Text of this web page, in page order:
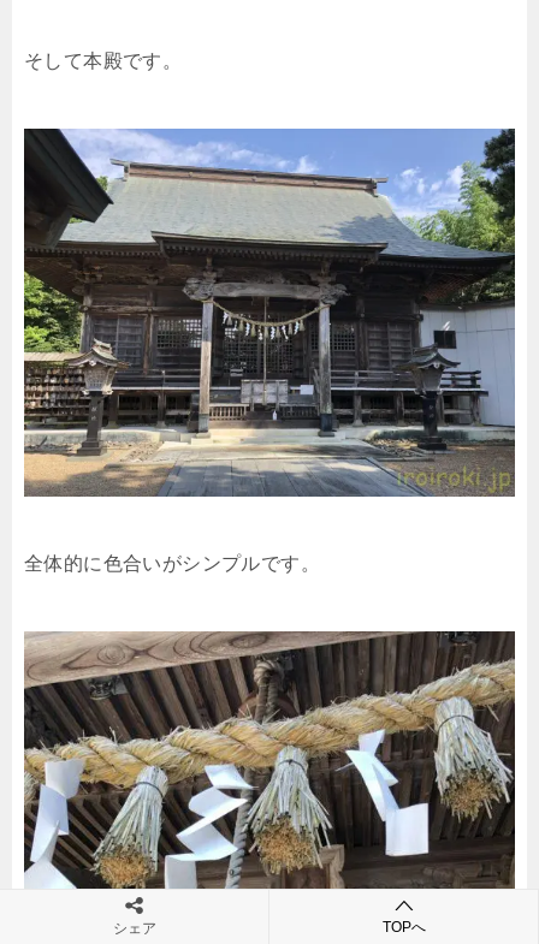
そして本殿です。
全体的に色合いがシンプルです。
シェア TOPへ